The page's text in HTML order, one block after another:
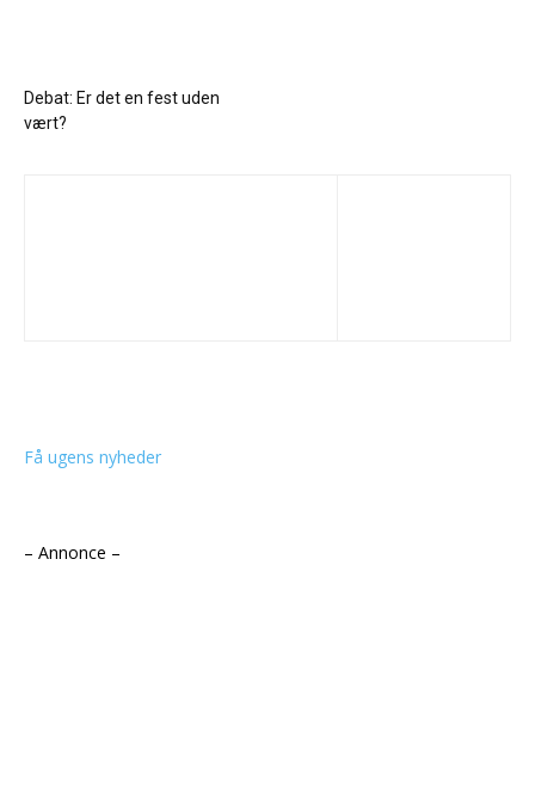
Debat: Er det en fest uden
vært?
Få ugens nyheder
– Annonce –